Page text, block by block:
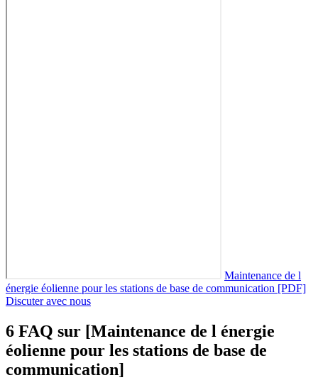
Maintenance de l
énergie éolienne pour les stations de base de communication [PDF]
Discuter avec nous
6 FAQ sur [Maintenance de l énergie
éolienne pour les stations de base de
communication]